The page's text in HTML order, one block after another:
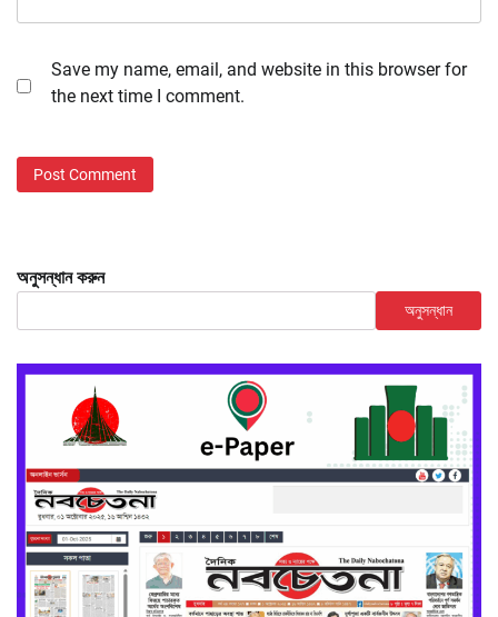
Save my name, email, and website in this browser for
the next time I comment.
অনুসন্ধান করুন
অনুসন্ধান